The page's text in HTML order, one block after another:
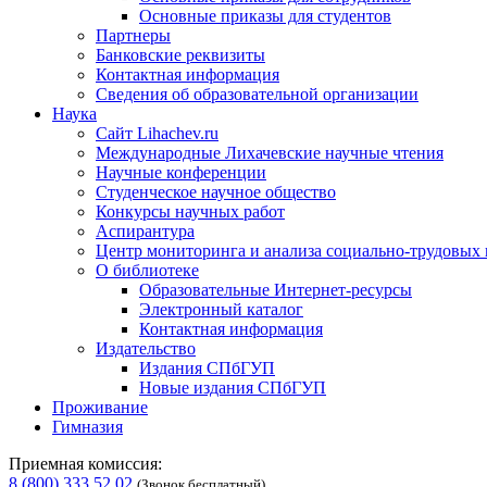
Основные приказы для студентов
Партнеры
Банковские реквизиты
Контактная информация
Сведения об образовательной организации
Наука
Сайт Lihachev.ru
Международные Лихачевские научные чтения
Научные конференции
Студенческое научное общество
Конкурсы научных работ
Аспирантура
Центр мониторинга и анализа социально-трудовых
О библиотеке
Образовательные Интернет-ресурсы
Электронный каталог
Контактная информация
Издательство
Издания СПбГУП
Новые издания СПбГУП
Проживание
Гимназия
Приемная комиссия:
8 (800) 333 52 02